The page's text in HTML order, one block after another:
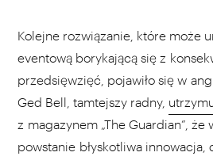
Kolejne rozwiązanie, które może
eventową borykającą się z
przedsięwzięć, pojawiło się w
Ged Bell, tamtejszy radny,
z magazynem „The Guardian”,
powstanie błyskotliwa